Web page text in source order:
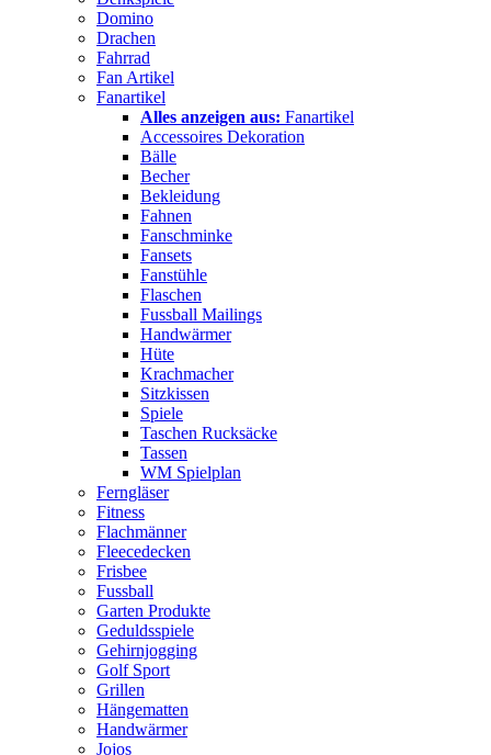
Domino
Drachen
Fahrrad
Fan Artikel
Fanartikel
Alles anzeigen aus: Fanartikel
Accessoires Dekoration
Bälle
Becher
Bekleidung
Fahnen
Fanschminke
Fansets
Fanstühle
Flaschen
Fussball Mailings
Handwärmer
Hüte
Krachmacher
Sitzkissen
Spiele
Taschen Rucksäcke
Tassen
WM Spielplan
Ferngläser
Fitness
Flachmänner
Fleecedecken
Frisbee
Fussball
Garten Produkte
Geduldsspiele
Gehirnjogging
Golf Sport
Grillen
Hängematten
Handwärmer
Jojos